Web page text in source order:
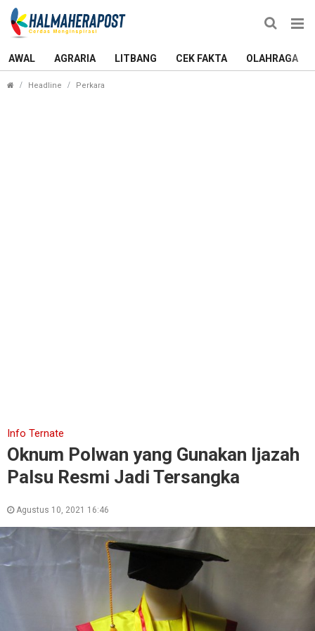
AWAL AGRARIA LITBANG CEK FAKTA OLAHRAGA
Headline Perkara
Info Ternate
Oknum Polwan yang Gunakan Ijazah
Palsu Resmi Jadi Tersangka
Agustus 10, 2021 16:46